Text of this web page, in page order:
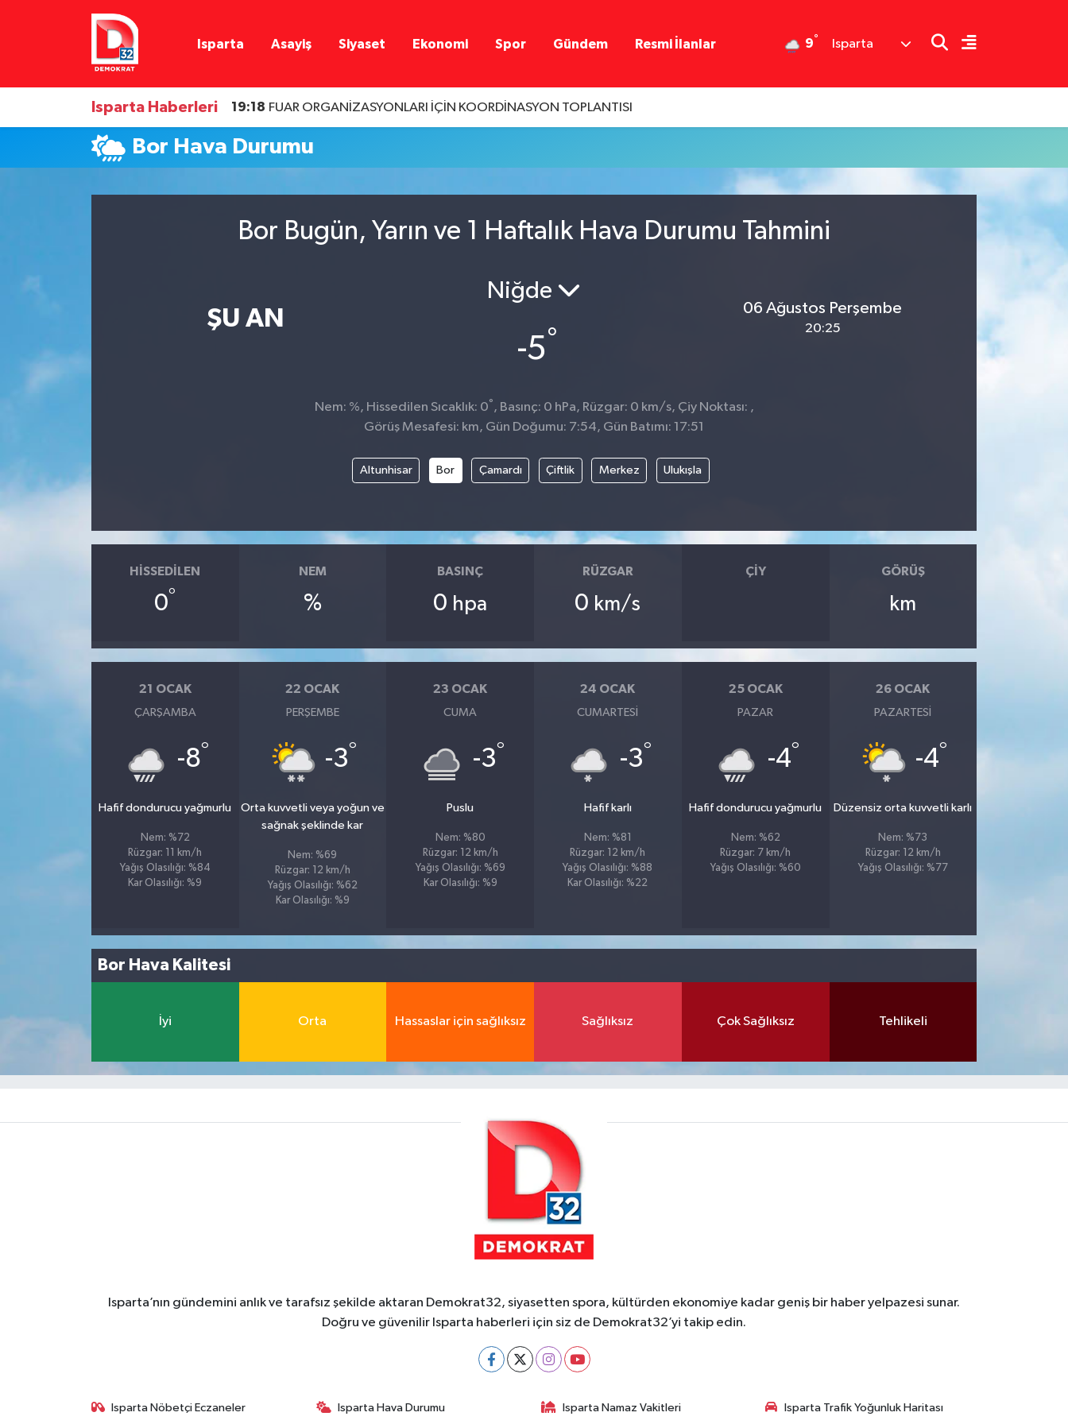
Isparta Asayiş Siyaset Ekonomi Spor Gündem Resmi İlanlar 9° Isparta
Isparta Haberleri 19:18 FUAR ORGANİZASYONLARI İÇİN KOORDİNASYON TOPLANTISI
Bor Hava Durumu
Bor Bugün, Yarın ve 1 Haftalık Hava Durumu Tahmini
ŞU AN
Niğde
-5°
06 Ağustos Perşembe
20:25
Nem: %, Hissedilen Sıcaklık: 0°, Basınç: 0 hPa, Rüzgar: 0 km/s, Çiy Noktası: ,
Görüş Mesafesi: km, Gün Doğumu: 7:54, Gün Batımı: 17:51
Altunhisar Bor Çamardı Çiftlik Merkez Ulukışla
HISSEDILEN
0°
NEM
%
BASINÇ
0 hpa
RÜZGAR
0 km/s
ÇIY GÖRÜŞ
km
21 OCAK
ÇARŞAMBA
-8°
Hafif dondurucu yağmurlu
Nem: %72
Rüzgar: 11 km/h
Yağış Olasılığı: %84
Kar Olasılığı: %9
22 OCAK
PERŞEMBE
-3°
Orta kuvvetli veya yoğun ve
sağnak şeklinde kar
Nem: %69
Rüzgar: 12 km/h
Yağış Olasılığı: %62
Kar Olasılığı: %9
23 OCAK
CUMA
-3°
Puslu
Nem: %80
Rüzgar: 12 km/h
Yağış Olasılığı: %69
Kar Olasılığı: %9
24 OCAK
CUMARTESI
-3°
Hafif karlı
Nem: %81
Rüzgar: 12 km/h
Yağış Olasılığı: %88
Kar Olasılığı: %22
25 OCAK
PAZAR
-4°
Hafif dondurucu yağmurlu
Nem: %62
Rüzgar: 7 km/h
Yağış Olasılığı: %60
26 OCAK
PAZARTESI
-4°
Düzensiz orta kuvvetli karlı
Nem: %73
Rüzgar: 12 km/h
Yağış Olasılığı: %77
Bor Hava Kalitesi
İyi Orta Hassaslar için sağlıksız Sağlıksız Çok Sağlıksız Tehlikeli
Isparta’nın gündemini anlık ve tarafsız şekilde aktaran Demokrat32, siyasetten spora, kültürden ekonomiye kadar geniş bir haber yelpazesi sunar.
Doğru ve güvenilir Isparta haberleri için siz de Demokrat32’yi takip edin.
Isparta Nöbetçi Eczaneler Isparta Hava Durumu Isparta Namaz Vakitleri Isparta Trafik Yoğunluk Haritası
Isparta Nöbetçi Eczaneler
Isparta Hava Durumu
Isparta Namaz Vakitleri
Süper Lig Puan Durumu ve Fikstür